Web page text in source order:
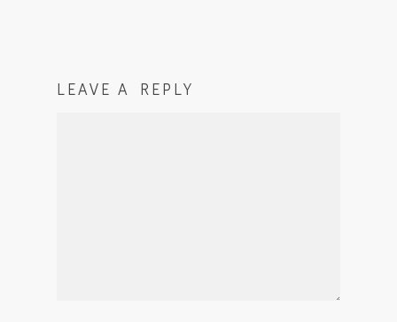
LEAVE A REPLY